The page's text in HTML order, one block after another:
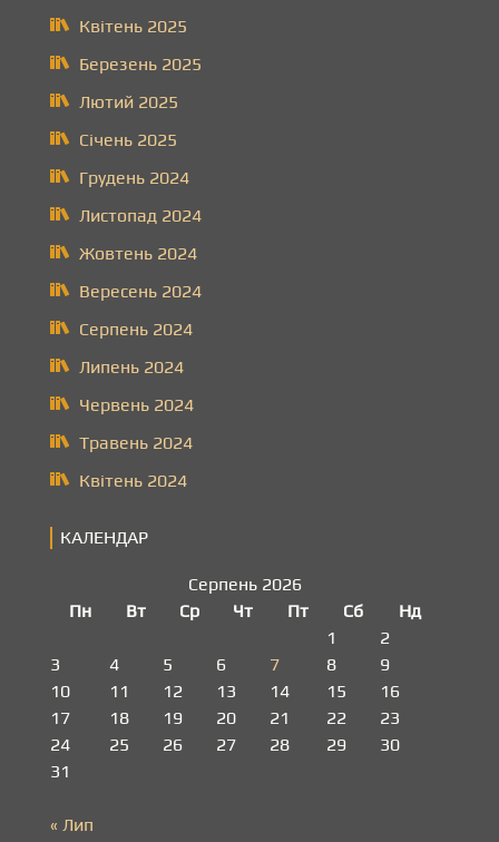
Квітень 2025
Березень 2025
Лютий 2025
Січень 2025
Грудень 2024
Листопад 2024
Жовтень 2024
Вересень 2024
Серпень 2024
Липень 2024
Червень 2024
Травень 2024
Квітень 2024
КАЛЕНДАР
Серпень 2026
Пн
Вт Ср Чт Пт Сб
Нд
1
2
3
4 5 6 7 8
9
10
11 12 13 14 15
16
17
18 19 20 21 22
23
24
25 26 27 28 29
30
31
« Лип